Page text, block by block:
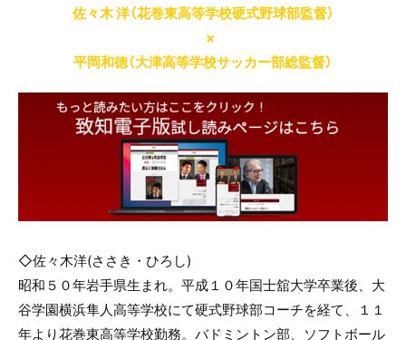
佐々木 洋（花巻東高等学校硬式野球部監督）
×
平岡和徳（大津高等学校サッカー部総監督）
◇佐々木洋(ささき・ひろし)
昭和５０年岩手県生まれ。平成１０年国士舘大学卒業後、大
谷学園横浜隼人高等学校にて硬式野球部コーチを経て、１１
年より花巻東高等学校勤務。バドミントン部、ソフトボール